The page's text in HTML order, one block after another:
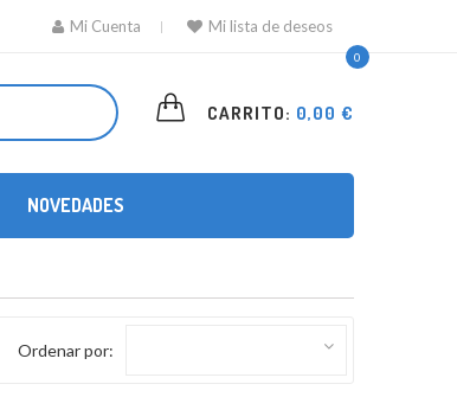
Mi Cuenta Mi lista de deseos
0
CARRITO: 0,00 €
NOVEDADES
Ordenar por: